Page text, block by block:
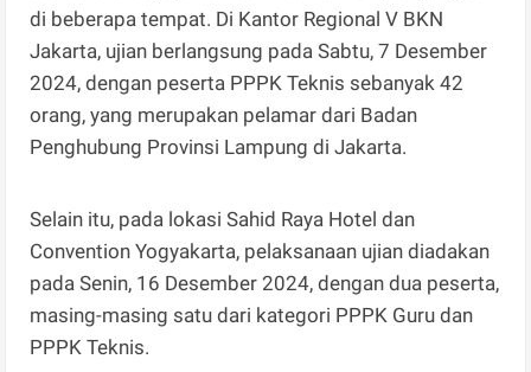
di beberapa tempat. Di Kantor Regional V BKN
Jakarta, ujian berlangsung pada Sabtu, 7 Desember
2024, dengan peserta PPPK Teknis sebanyak 42
orang, yang merupakan pelamar dari Badan
Penghubung Provinsi Lampung di Jakarta.
Selain itu, pada lokasi Sahid Raya Hotel dan
Convention Yogyakarta, pelaksanaan ujian diadakan
pada Senin, 16 Desember 2024, dengan dua peserta,
masing-masing satu dari kategori PPPK Guru dan
PPPK Teknis.